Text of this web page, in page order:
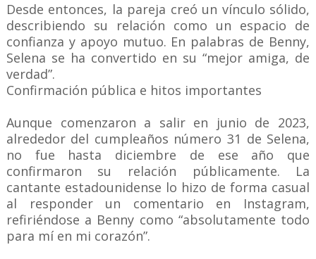
Desde entonces, la pareja creó un vínculo sólido,
describiendo su relación como un espacio de
confianza y apoyo mutuo. En palabras de Benny,
Selena se ha convertido en su “mejor amiga, de
verdad”.
Confirmación pública e hitos importantes
Aunque comenzaron a salir en junio de 2023,
alrededor del cumpleaños número 31 de Selena,
no fue hasta diciembre de ese año que
confirmaron su relación públicamente. La
cantante estadounidense lo hizo de forma casual
al responder un comentario en Instagram,
refiriéndose a Benny como “absolutamente todo
para mí en mi corazón”.